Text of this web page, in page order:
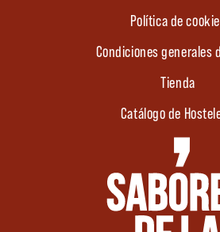
Política de
Condiciones generales
Tienda
Catálogo de